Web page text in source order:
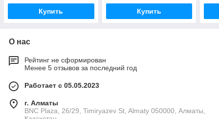
Купить Купить
О нас
Рейтинг не сформирован
Менее 5 отзывов за последний год
Работает с 05.05.2023
г. Алматы
BNC Plaza, 26/29, Timiryazev St, Almaty 050000, Алматы,